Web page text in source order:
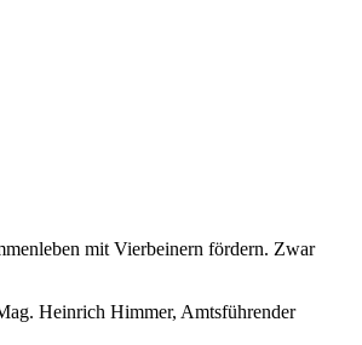
mit Vierbeinern fördern. Zwar
Heinrich Himmer, Amtsführender